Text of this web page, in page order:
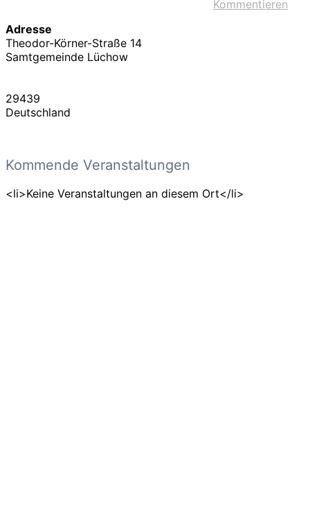
Kommentieren
Adresse
Theodor-Körner-Straße 14
Samtgemeinde Lüchow
29439
Deutschland
Kommende Veranstaltungen
<li>Keine Veranstaltungen an diesem Ort</li>